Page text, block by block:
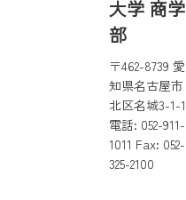
大学 商学
部
〒462-8739 愛
知県名古屋市
北区名城3-1-1
電話: 052-911-
1011 Fax: 052-
325-2100